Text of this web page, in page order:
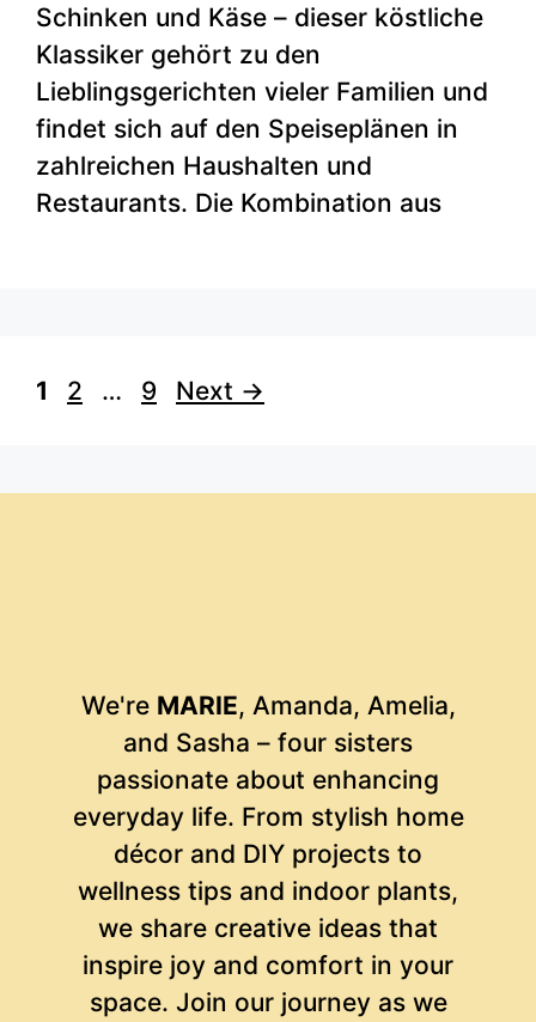
Schinken und Käse – dieser köstliche
Klassiker gehört zu den
Lieblingsgerichten vieler Familien und
findet sich auf den Speiseplänen in
zahlreichen Haushalten und
Restaurants. Die Kombination aus
Page
1 Page
2 … Page
9 Next →
We're MARIE, Amanda, Amelia,
and Sasha – four sisters
passionate about enhancing
everyday life. From stylish home
décor and DIY projects to
wellness tips and indoor plants,
we share creative ideas that
inspire joy and comfort in your
space. Join our journey as we